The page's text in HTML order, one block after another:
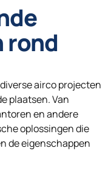
rond
airco projecten
plaatsen. Van
en andere
oplossingen die
de eigenschappen